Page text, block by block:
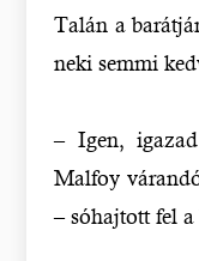
Talán a
neki semmi
– Igen,
Malfoy
– sóhajtott fel